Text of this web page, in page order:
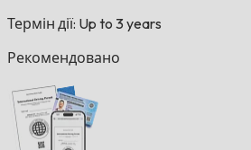
Термін дії: Up to 3 years
Рекомендовано